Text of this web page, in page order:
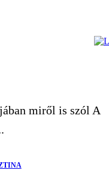
miről is szól A